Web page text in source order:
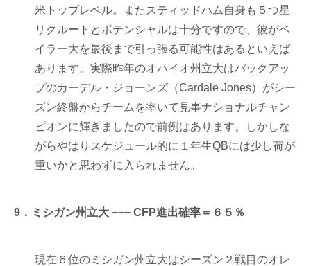
米トップレベル。またスティッドハム自身も５つ星
リクルートとポテンシャルは十分ですので、彼がベ
イラー大を最後まで引っ張る可能性はあるといえば
あります。実際昨年のオハイオ州立大はバックアッ
プのカーデル・ジョーンズ（Cardale Jones）がシー
ズン終盤からチームを率いて見事ナショナルチャン
ピオンに輝きましたので前例はあります。しかしな
がらやはりスケジュール的に１年生QBには少し荷が
重いかと思わずに入られません。
9．ミシガン州立大 −−− CFP進出確率＝６５％
現在６位のミシガン州立大はシーズン２戦目のオレ